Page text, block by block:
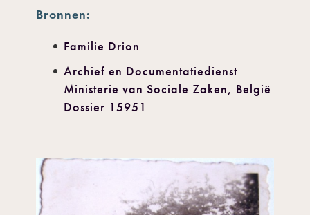
Bronnen:
Familie Drion
Archief en Documentatiedienst
Ministerie van Sociale Zaken, België
Dossier 15951